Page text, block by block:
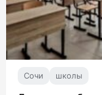
Сочи школы